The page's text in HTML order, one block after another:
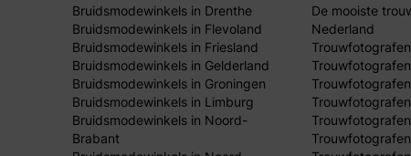
Bruidsmodewinkels in Drenthe
Bruidsmodewinkels in Flevoland
Bruidsmodewinkels in Friesland
Bruidsmodewinkels in Gelderland
Bruidsmodewinkels in Groningen
Bruidsmodewinkels in Limburg
Bruidsmodewinkels in Noord-
Brabant
De mooiste
Nederland